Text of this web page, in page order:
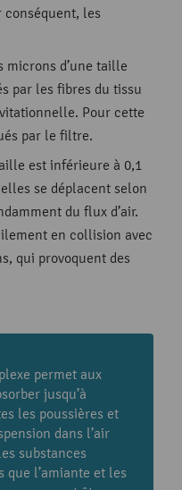
conséquent, les
microns d’une taille
par les fibres du tissu
Pour cette
par le filtre.
est inférieure à 0,1
se déplacent selon
du flux d’air.
en collision avec
qui provoquent des
permet aux
jusqu’à
les poussières et
dans l’air
substances
que l’amiante et les